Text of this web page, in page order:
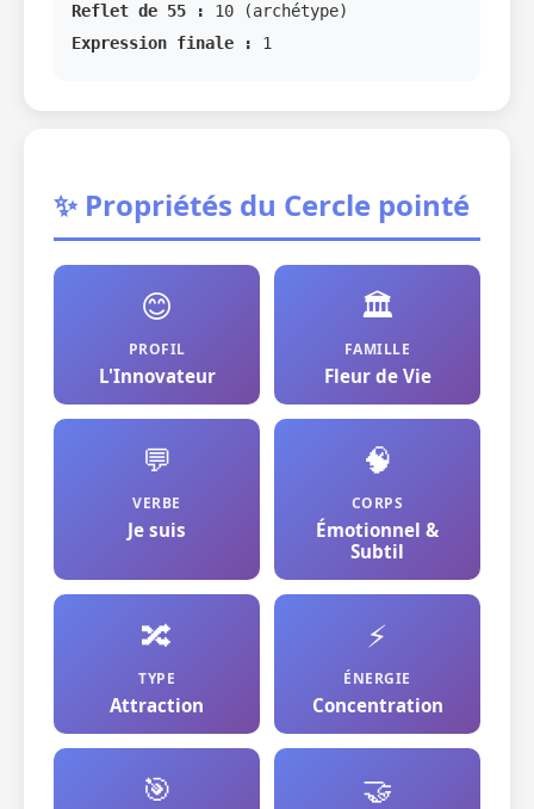
Reflet de 55 :
10 (archétype)
Expression finale :
1
✨ Propriétés du Cercle pointé
😊
PROFIL
L'Innovateur
🏛️
FAMILLE
Fleur de Vie
💬
VERBE
Je suis
🧠
CORPS
Émotionnel &
Subtil
🔀
TYPE
Attraction
⚡
ÉNERGIE
Concentration
🎯 🤝